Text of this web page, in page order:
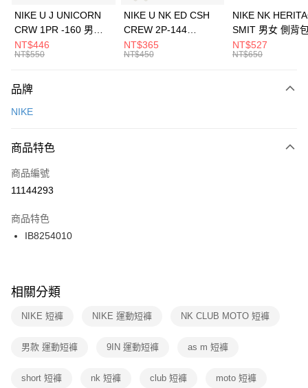
元大商業銀行
台灣樂天信用卡公司
全盈+PAY
AFTEE先享後付
【關於「AFTEE先享後付」】
便利好安心！
３．安心：先確認商品／服務後，再付款。
【「AFTEE先享後付」結帳流程】
１．於結帳方式選擇「AFTEE先享後付」後，將跳轉至「AFTEE先享後付」
２．訂單成立數日內，您將收到繳費通知簡訊。
３．收到繳費通知簡訊後14天內，點擊此簡訊中的連結，可透過四大超商／
ATM／網路銀行／等多元方式進行付款，方視為交易完成。
※ 交易是否成功請以「AFTEE先享後付 」之結帳頁面顯示為準，若有關於
是否繳費成功／繳費後需取消欲退款等相關疑問，請聯繫「AFTEE先享後付
客戶支援中心」
https://netprotections.freshdesk.com/support/home
１．透過由恩沛科技股份有限公司提供之「AFTEE先享後付」服務完成之交
權轉讓予恩沛科技股份有限公司。
運送方式
每筆NT$100，滿NT$1,500(含以上)免運費
宅配
每筆NT$100，滿NT$1,500(含以上)免運費
付款後門市自取
每筆NT$100，滿NT$1,500(含以上)免運費
NIKE U J UNICORN
CRW 1PR -160 男女
中統襪 FZ3393100
NT$446
NT$550
NIKE U NK ED CSH
CREW 2P-144
EMBRDY 男女 短統襪
FZ3073133
NT$365
NT$450
NIKE NK
SMIT 男女 側背
BA5871010
NT$527
NT$650
品牌
NIKE
商品特色
商品編號
11144293
商品特色
IB8254010
相關分類
NIKE 短褲 NIKE 運動短褲 NK CLUB MOTO 短褲
男款 運動短褲 9IN 運動短褲 as m 短褲
short 短褲 nk 短褲 club 短褲 moto 短褲